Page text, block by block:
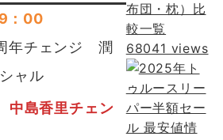
00
年チェンジ 潤
ャル
島香里チェン
布団・枕）比
較一覧
68041 views